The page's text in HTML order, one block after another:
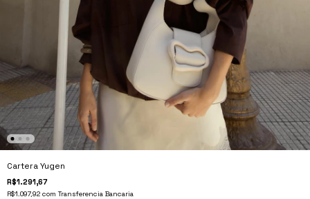
Cartera Yugen
R$1.291,67
R$1.097,92 com Transferencia Bancaria